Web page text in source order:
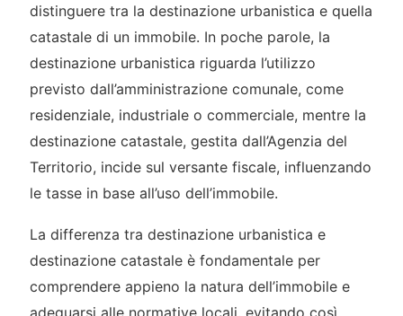
distinguere tra la destinazione urbanistica e quella
catastale di un immobile. In poche parole, la
destinazione urbanistica riguarda l’utilizzo
previsto dall’amministrazione comunale, come
residenziale, industriale o commerciale, mentre la
destinazione catastale, gestita dall’Agenzia del
Territorio, incide sul versante fiscale, influenzando
le tasse in base all’uso dell’immobile.
La differenza tra destinazione urbanistica e
destinazione catastale è fondamentale per
comprendere appieno la natura dell’immobile e
adeguarsi alle normative locali, evitando così